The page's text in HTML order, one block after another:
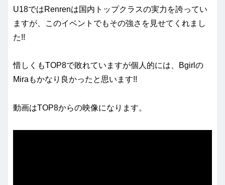
U18ではRenrenは国内トップクラスの実力を誇ってい
ますが、このイベントでもその強さを見せてくれまし
た!!
惜しくもTOP8で敗れていますが個人的には、Bgirlの
Miraもかなり良かったと思います!!
動画はTOP8からの映像になります。